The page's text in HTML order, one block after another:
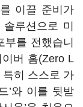
이끌 준비가
루션으로 미
부를 전했습니
버 홈(Zero L
특히 스스로 가
’와 이를 뒷받